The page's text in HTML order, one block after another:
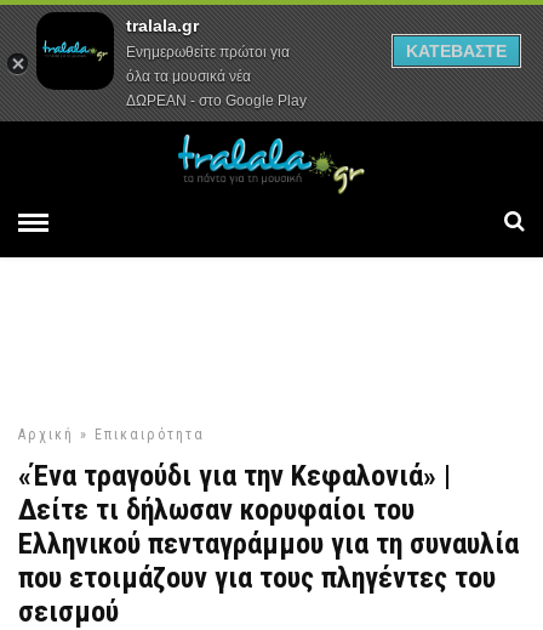
Αρχική Συνεντεύξεις Ρεπορτάζ
Αρχική » Επικαιρότητα
«Ένα τραγούδι για την Κεφαλονιά» |
Δείτε τι δήλωσαν κορυφαίοι του
Ελληνικού πενταγράμμου για τη συναυλία
που ετοιμάζουν για τους πληγέντες του
σεισμού
ετοιμάζουν για τους πληγέντες του σεισμού
tralala.gr
Ενημερωθείτε πρώτοι για
όλα τα μουσικά νέα
ΔΩΡΕΑΝ - στο Google Play
ΚΑΤΕΒΑΣΤΕ